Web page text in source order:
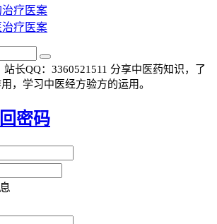
疗医案
疗医案
站长QQ：3360521511 分享中医药知识，了
，学习中医经方验方的运用。
密码